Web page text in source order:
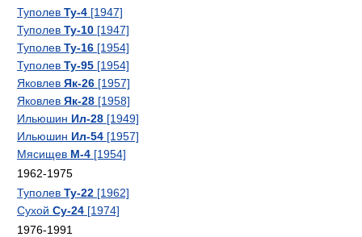
Туполев Ту-4 [1947]
Туполев Ту-10 [1947]
Туполев Ту-16 [1954]
Туполев Ту-95 [1954]
Яковлев Як-26 [1957]
Яковлев Як-28 [1958]
Ильюшин Ил-28 [1949]
Ильюшин Ил-54 [1957]
Мясищев М-4 [1954]
1962-1975
Туполев Ту-22 [1962]
Сухой Су-24 [1974]
1976-1991